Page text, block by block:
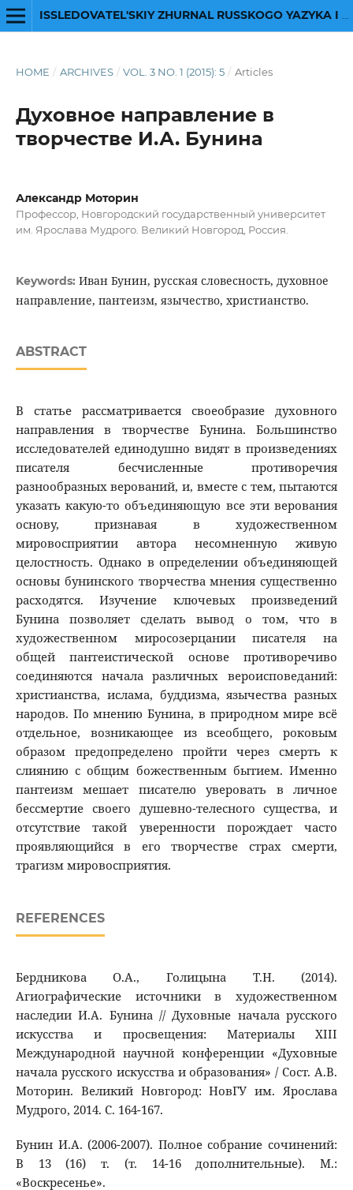
HOME / ARCHIVES / VOL. 3 NO. 1 (2015): 5 / Articles
Духовное направление в
творчестве И.А. Бунина
Александр Моторин
Профессор, Новгородский государственный университет
им. Ярослава Мудрого. Великий Новгород, Россия.
Keywords: Иван Бунин, русская словесность, духовное
направление, пантеизм, язычество, христианство.
ABSTRACT
В статье рассматривается своеобразие духовного
направления в творчестве Бунина. Большинство
исследователей единодушно видят в произведениях
писателя бесчисленные противоречия
разнообразных верований, и, вместе с тем, пытаются
указать какую-то объединяющую все эти верования
основу, признавая в художественном
мировосприятии автора несомненную живую
целостность. Однако в определении объединяющей
основы бунинского творчества мнения существенно
расходятся. Изучение ключевых произведений
Бунина позволяет сделать вывод о том, что в
художественном миросозерцании писателя на
общей пантеистической основе противоречиво
соединяются начала различных вероисповеданий:
христианства, ислама, буддизма, язычества разных
народов. По мнению Бунина, в природном мире всё
отдельное, возникающее из всеобщего, роковым
образом предопределено пройти через смерть к
слиянию с общим божественным бытием. Именно
пантеизм мешает писателю уверовать в личное
бессмертие своего душевно-телесного существа, и
отсутствие такой уверенности порождает часто
проявляющийся в его творчестве страх смерти,
трагизм мировосприятия.
REFERENCES
Бердникова О.А., Голицына Т.Н. (2014).
Агиографические источники в художественном
наследии И.А. Бунина // Духовные начала русского
искусства и просвещения: Материалы XIII
Международной научной конференции «Духовные
начала русского искусства и образования» / Сост. А.В.
Моторин. Великий Новгород: НовГУ им. Ярослава
Мудрого, 2014. С. 164-167.
Бунин И.А. (2006-2007). Полное собрание сочинений:
В 13 (16) т. (т. 14-16 дополнительные). М.:
«Воскресенье».